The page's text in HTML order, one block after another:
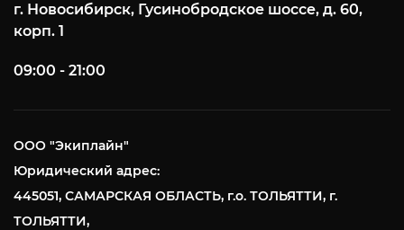
г. Новосибирск, Гусинобродское шоссе, д. 60,
корп. 1
09:00 - 21:00
ООО "Экиплайн"
Юридический адрес:
445051, САМАРСКАЯ ОБЛАСТЬ, г.о. ТОЛЬЯТТИ, г.
ТОЛЬЯТТИ,